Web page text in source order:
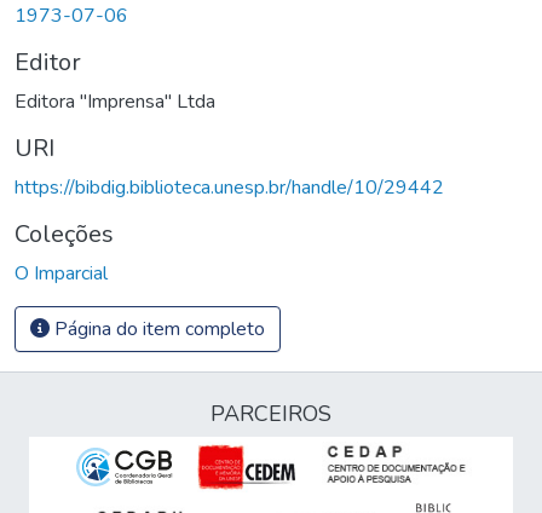
1973-07-06
Editor
Editora "Imprensa" Ltda
URI
https://bibdig.biblioteca.unesp.br/handle/10/29442
Coleções
O Imparcial
Página do item completo
PARCEIROS